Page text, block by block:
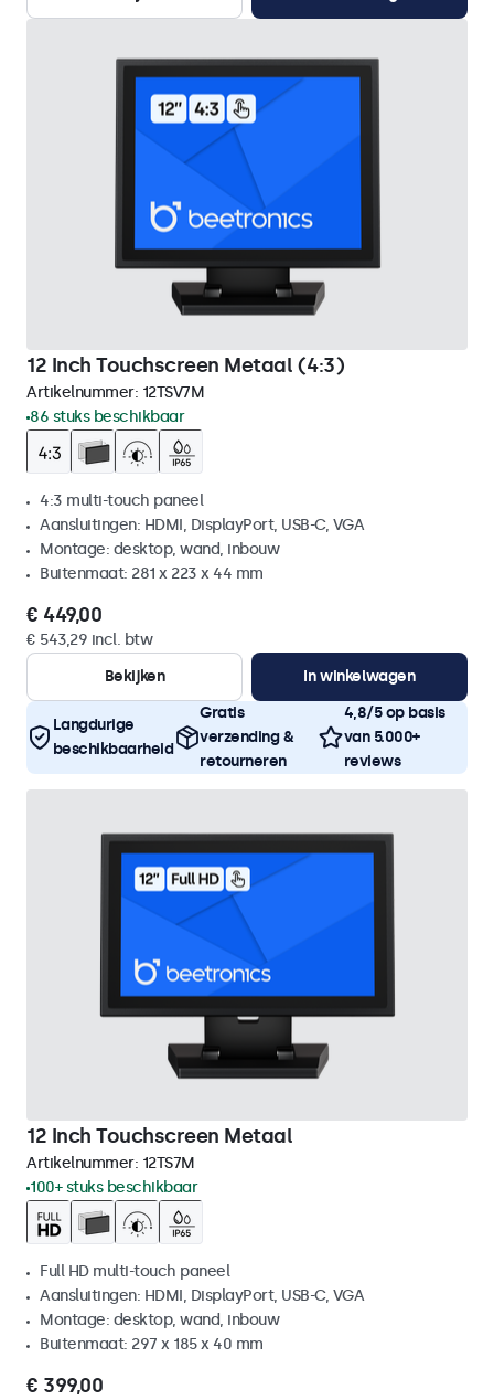
12 Inch Touchscreen Metaal (4:3)
Artikelnummer: 12TSV7M
86 stuks beschikbaar
4:3 multi-touch paneel
Aansluitingen: HDMI, DisplayPort, USB-C, VGA
Montage: desktop, wand, inbouw
Buitenmaat: 281 x 223 x 44 mm
€ 449,00
€ 543,29 incl. btw
Bekijken
In winkelwagen
Langdurige
beschikbaarheid
Gratis
verzending &
retourneren
4,8/5 op basis
van 5.000+
reviews
12 Inch Touchscreen Metaal
Artikelnummer: 12TS7M
100+ stuks beschikbaar
Full HD multi-touch paneel
Aansluitingen: HDMI, DisplayPort, USB-C, VGA
Montage: desktop, wand, inbouw
Buitenmaat: 297 x 185 x 40 mm
€ 399,00